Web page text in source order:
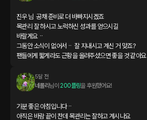
진우 님  공채 준비로 더 바빠지시겠죠
목관리 잘 하시고 노럭하신 성과를 얻으시길
바랄게요ᆢ
그동안 소식이 없어서ᆢ 잘 지내시고 계신 거 맞죠?
팬들에게 짧게라도 근황을 올려주셨으면 좋을 것 같아요
5달 전
네롤리 님이 200플링을 후원했어요!
기분 좋은 아침입니다ᆢ
아직은 바람 끝이 찬데 목관리는 잘하고 계시나요